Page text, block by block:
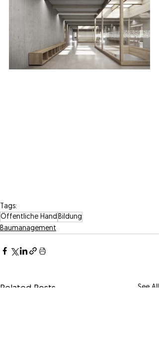
Tags:
Öffentliche Hand Bildung
Baumanagement
Related Posts See All